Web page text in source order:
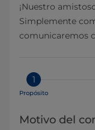
¡Nuestro
Simplemente
comunicaremos
1
Propósito
Motivo del